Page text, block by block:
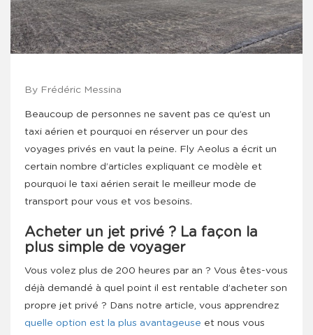
By Frédéric Messina
Beaucoup de personnes ne savent pas ce qu’est un
taxi aérien et pourquoi en réserver un pour des
voyages privés en vaut la peine. Fly Aeolus a écrit un
certain nombre d’articles expliquant ce modèle et
pourquoi le taxi aérien serait le meilleur mode de
transport pour vous et vos besoins.
Acheter un jet privé ? La façon la
plus simple de voyager
Vous volez plus de 200 heures par an ? Vous êtes-vous
déjà demandé à quel point il est rentable d’acheter son
propre jet privé ? Dans notre article, vous apprendrez
quelle option est la plus avantageuse et nous vous